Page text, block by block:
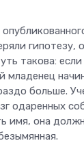
гипотезу,
такова:
младенец
больше.
одаренных
имя, она